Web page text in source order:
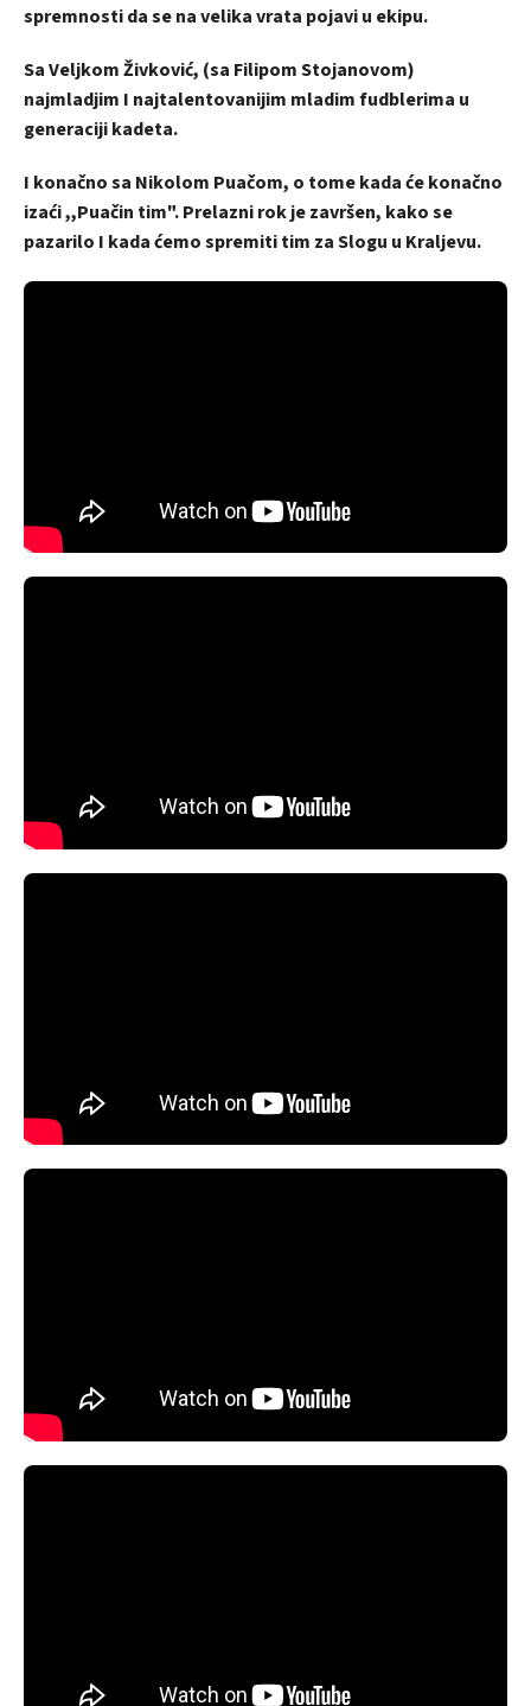
spremnosti da se na velika vrata pojavi u ekipu.
Sa Veljkom Živković, (sa Filipom Stojanovom)
najmladjim I najtalentovanijim mladim fudblerima u
generaciji kadeta.
I konačno sa Nikolom Puačom, o tome kada će konačno
izaći ,,Puačin tim". Prelazni rok je završen, kako se
pazarilo I kada ćemo spremiti tim za Slogu u Kraljevu.